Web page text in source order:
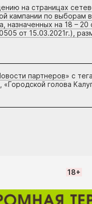
на страницах
кампании по выборам
на 18 –
от 15.03.2021г.),
партнеров» с
голова
18+